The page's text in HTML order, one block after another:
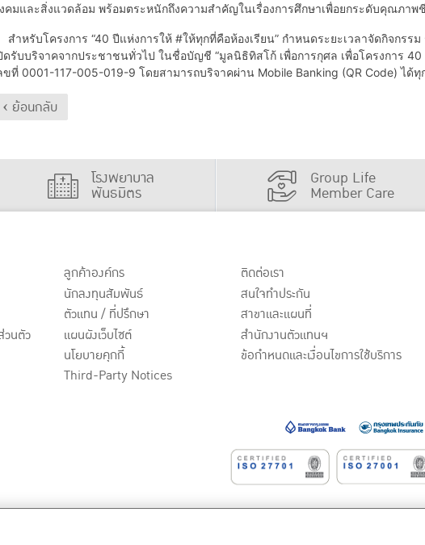
คมและสิ่งแวดล้อม พร้อมตระหนักถึงความสำคัญในเรื่องการศึกษาเพื่อยกระดับคุณภาพ
ำหรับโครงการ “40 ปีแห่งการให้ #ให้ทุกที่คือห้องเรียน” กำหนดระยะเวลาจัดกิจกรร
ดรับบริจาคจากประชาชนทั่วไป ในชื่อบัญชี “มูลนิธิทิสโก้ เพื่อการกุศล เพื่อโครงการ
ขที่ 0001-117-005-019-9 โดยสามารถบริจาคผ่าน Mobile Banking (QR Code) ได้
‹ ย้อนกลับ
โรงพยาบาล
พันธมิตร
Group Life
Member Care
วนตัว
ลูกค้าองค์กร
นักลงทุนสัมพันธ์
ตัวแทน / ที่ปรึกษา
แผนผังเว็บไซต์
นโยบายคุกกี้
Third-Party Notices
ติดต่อเรา
สนใจทำประกัน
สาขาและแผนที่
สำนักงานตัวแทนฯ
ข้อกำหนดและเงื่อนไขการใช้บริการ